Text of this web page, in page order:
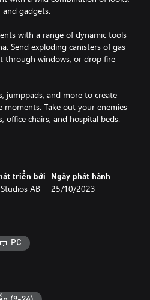
and gadgets.
with a range of dynamic tools
Send exploding canisters of gas
through windows, or drop fire
jumppads, and more to create
Take out your enemies
office chairs, and hospital beds.
triển bởi
AB
Ngày phát hành
25/10/2023
PC